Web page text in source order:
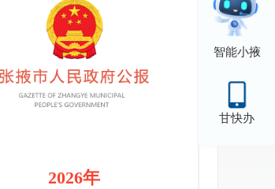
智能小掖
甘快办
2026年